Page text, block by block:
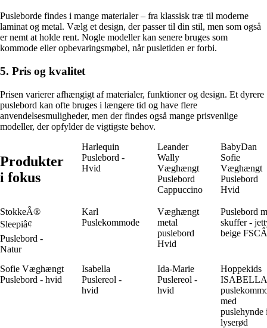
Pusleborde findes i mange materialer – fra klassisk træ til moderne
laminat og metal. Vælg et design, der passer til din stil, men som også
er nemt at holde rent. Nogle modeller kan senere bruges som
kommode eller opbevaringsmøbel, når pusletiden er forbi.
5. Pris og kvalitet
Prisen varierer afhængigt af materialer, funktioner og design. Et dyrere
puslebord kan ofte bruges i længere tid og have flere
anvendelsesmuligheder, men der findes også mange prisvenlige
modeller, der opfylder de vigtigste behov.
Produkter
i fokus
Harlequin
Puslebord -
Hvid
Leander
Wally
Væghængt
Puslebord
Cappuccino
BabyDan
Sofie
Væghængt
Puslebord
Hvid
StokkeÂ®
Sleepiâ¢
Puslebord -
Natur
Karl
Puslekommode
Væghængt
metal
puslebord
Hvid
Puslebord
skuffer -
beige
Sofie Væghængt
Puslebord - hvid
Isabella
Puslereol -
hvid
Ida-Marie
Puslereol -
hvid
Hoppekids
ISABELLA
med
puslehynde
lyserød